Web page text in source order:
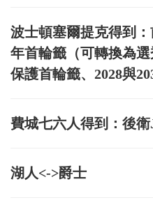
波士頓塞爾提克得到：
年首輪籤（可轉換為
保護首輪籤、2028與
費城七六人得到：後
湖人<->爵士